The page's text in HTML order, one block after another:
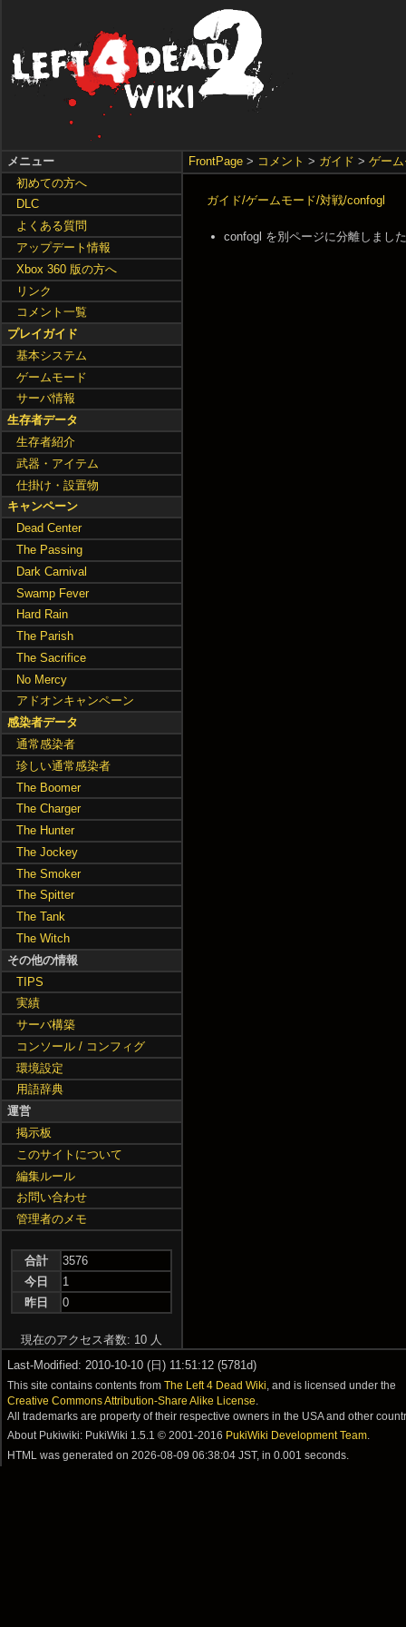
FrontPage > コメント > ガイド >ゲー
ガイド/ゲームモード/対戦/confogl
confogl を別ページに分離しまし
メニュー
初めての方へ
DLC
よくある質問
アップデート情報
Xbox 360 版の方へ
リンク
コメント一覧
プレイガイド
基本システム
ゲームモード
サーバ情報
生存者データ
生存者紹介
武器・アイテム
仕掛け・設置物
キャンペーン
Dead Center
The Passing
Dark Carnival
Swamp Fever
Hard Rain
The Parish
The Sacrifice
No Mercy
アドオンキャンペーン
感染者データ
通常感染者
珍しい通常感染者
The Boomer
The Charger
The Hunter
The Jockey
The Smoker
The Spitter
The Tank
The Witch
その他の情報
TIPS
実績
サーバ構築
コンソール / コンフィグ
環境設定
用語辞典
運営
掲示板
このサイトについて
編集ルール
お問い合わせ
管理者のメモ
合計
3576
今日
1
昨日
0
現在のアクセス者数: 10 人
Last-Modified: 2010-10-10 (日) 11:51:12 (5781d)
This site contains contents fromThe Left 4 Dead Wiki , and is licensed under the
Creative Commons Attribution-Share Alike License
All trademarks are property of their respective owners in the USA and other
About Pukiwiki: PukiWiki 1.5.1 © 2001-2016 PukiWiki Development Team.
HTML was generated on2026-08-09 06:38:04 JST , in 0.001 seconds.